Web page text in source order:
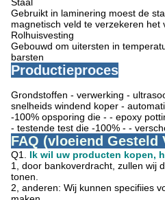
Gebruikt in laminering moest de
magnetisch veld te verzekeren het
Rolhuisvesting
Gebouwd om uitersten in
barsten
Productieproces
Grondstoffen - verwerking -
snelheids windend koper -
-100% opsporing die - - epoxy
- testende test die -100% - -
FAQ (vloeiend Gesteld
Q1. Ik wil uw producten kopen,
1, door bankoverdracht, zullen wij
tonen.
2, anderen: Wij kunnen specifiies